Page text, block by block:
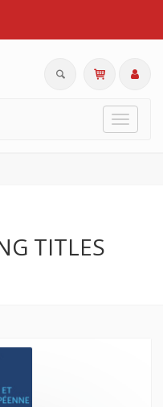
Toggle
TITLES